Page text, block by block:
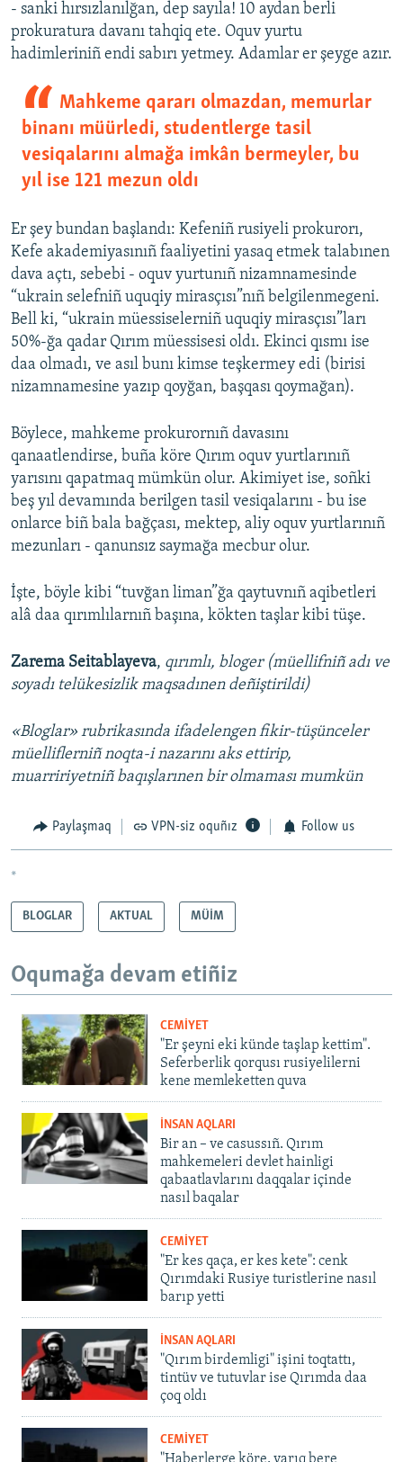
- sanki hırsızlanılğan, dep sayıla! 10 aydan berli
prokuratura davanı tahqiq ete. Oquv yurtu
hadimleriniñ endi sabırı yetmey. Adamlar er şeyge azır.
Mahkeme qararı olmazdan, memurlar
binanı müürledi, studentlerge tasil
vesiqalarını almağa imkân bermeyler, bu
yıl ise 121 mezun oldı
Er şey bundan başlandı: Kefeniñ rusiyeli prokurorı,
Kefe akademiyasınıñ faaliyetini yasaq etmek talabınen
dava açtı, sebebi - oquv yurtunıñ nizamnamesinde
“ukrain selefniñ uquqiy mirasçısı”nıñ belgilenmegeni.
Bell ki, “ukrain müessiselerniñ uquqiy mirasçısı”ları
50%-ğa qadar Qırım müessisesi oldı. Ekinci qısmı ise
daa olmadı, ve asıl bunı kimse teşkermey edi (birisi
nizamnamesine yazıp qoyğan, başqası qoymağan).
Böylece, mahkeme prokurornıñ davasını
qanaatlendirse, buña köre Qırım oquv yurtlarınıñ
yarısını qapatmaq mümkün olur. Akimiyet ise, soñki
beş yıl devamında berilgen tasil vesiqalarını - bu ise
onlarce biñ bala bağçası, mektep, aliy oquv yurtlarınıñ
mezunları - qanunsız saymağa mecbur olur.
İşte, böyle kibi “tuvğan liman”ğa qaytuvnıñ aqibetleri
alâ daa qırımlılarnıñ başına, kökten taşlar kibi tüşe.
Zarema Seitablayeva, qırımlı, bloger (müellifniñ adı ve
soyadı telükesizlik maqsadınen deñiştirildi)
«Bloglar» rubrikasında ifadelengen fikir-tüşünceler
müelliflerniñ noqta-i nazarını aks ettirip,
muarririyetniñ baqışlarınen bir olmaması mumkün
Paylaşmaq VPN-siz oquñız Follow us
*
BLOGLAR AKTUAL MÜİM
Oqumağa devam etiñiz
CEMİYET
"Er şeyni eki künde taşlap kettim".
Seferberlik qorqusı rusiyelilerni
kene memleketten quva
İNSAN AQLARI
Bir an – ve casussıñ. Qırım
mahkemeleri devlet hainligi
qabaatlavlarını daqqalar içinde
nasıl baqalar
CEMİYET
"Er kes qaça, er kes kete": cenk
Qırımdaki Rusiye turistlerine nasıl
barıp yetti
İNSAN AQLARI
"Qırım birdemligi" işini toqtattı,
tintüv ve tutuvlar ise Qırımda daa
çoq oldı
CEMİYET